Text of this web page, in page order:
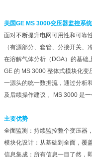
美国GE MS 3000变压器监控系统
面对不断提升电网可用性和可靠
（有源部分、套管、分接开关
在溶解气体分析（DGA）的基础
GE 的 MS 3000 整体式模块化
一源头的统一数据流，通过分析
及后续操作建议 。MS 3000 是
主要优势
全面监测：持续监控整个变压器
模块化设计：从基础到全面，覆
信息集成：所有信息一目了然，